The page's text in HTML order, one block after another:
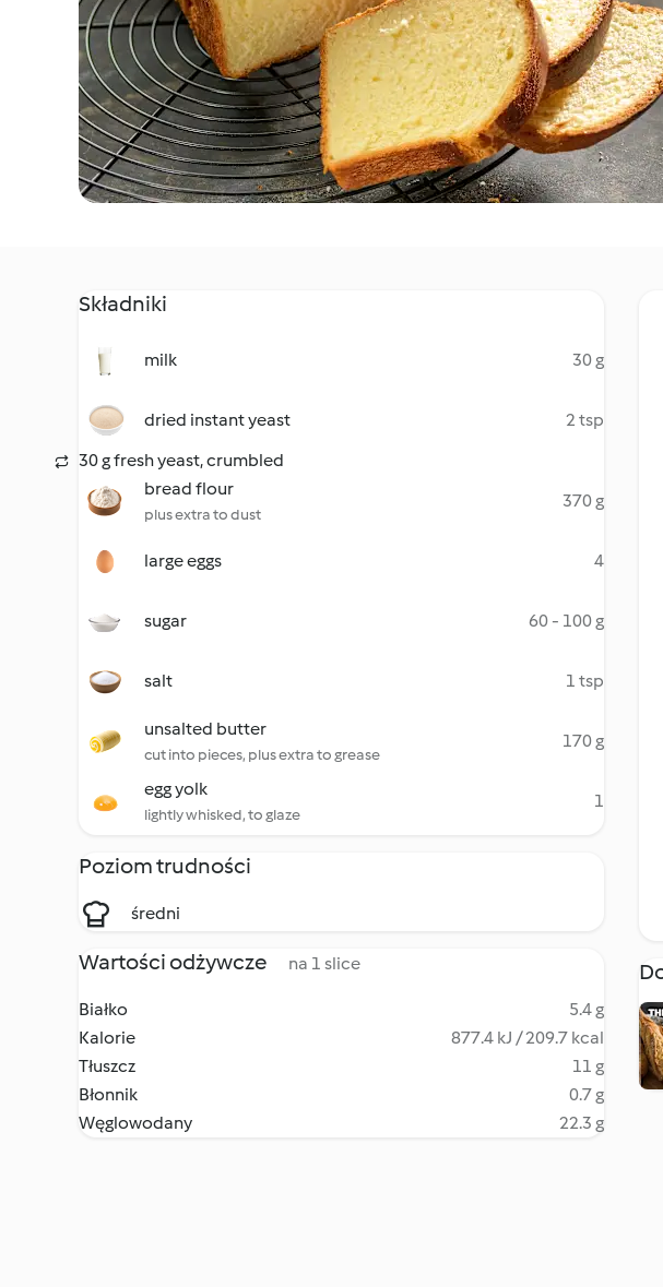
Składniki
milk 30 g
dried instant yeast
2 tsp
30 g fresh yeast, crumbled
bread flour
plus extra to dust
370 g
large eggs 4
sugar 60 - 100 g
salt 1 tsp
unsalted butter
cut into pieces, plus extra to grease
170 g
egg yolk
lightly whisked, to glaze
1
Poziom trudności
średni
Wartości odżywcze na 1 slice
Białko
5.4 g
Kalorie
877.4 kJ / 209.7 kcal
Tłuszcz
11 g
Błonnik
0.7 g
Węglowodany
22.3 g